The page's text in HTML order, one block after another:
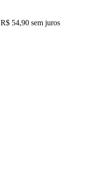
R$ 54,90 sem juros